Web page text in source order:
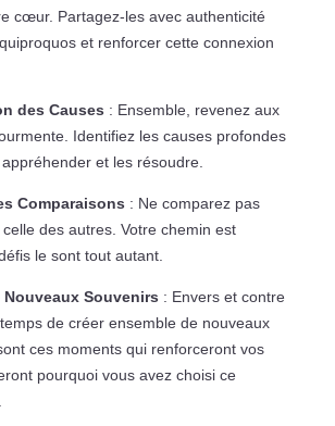
cœur. Partagez-les avec authenticité
et renforcer cette connexion
des Causes : Ensemble, revenez aux
Identifiez les causes profondes
et les résoudre.
Comparaisons : Ne comparez pas
des autres. Votre chemin est
le sont tout autant.
Nouveaux Souvenirs : Envers et contre
de créer ensemble de nouveaux
ces moments qui renforceront vos
pourquoi vous avez choisi ce